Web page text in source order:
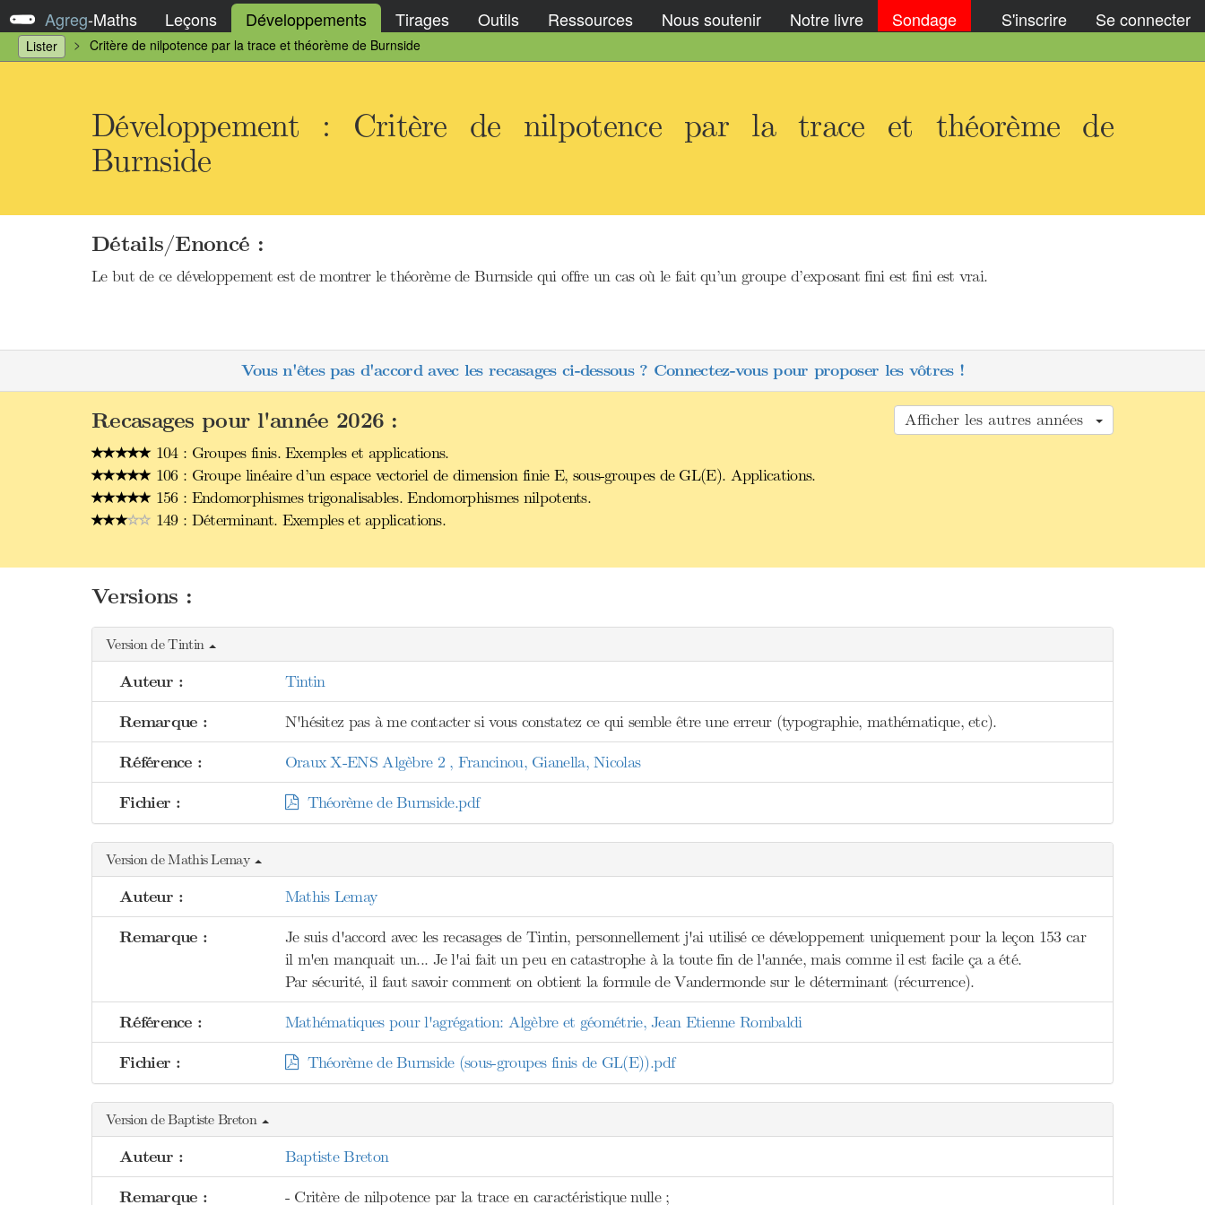
Agreg-Maths Leçons Développements Tirages Outils Ressources Nous soutenir Notre livre Sondage S'inscrire Se connecter
Lister Critère de nilpotence par la trace et théorème de Burnside
Développement : Critère de nilpotence par la trace et théorème de
Burnside
Détails/Enoncé :
Le but de ce développement est de montrer le théorème de Burnside qui offre un cas où le fait qu’un groupe d’exposant fini est fini est vrai.
Vous n'êtes pas d'accord avec les recasages ci-dessous ? Connectez-vous pour proposer les vôtres !
Afficher les autres années
Recasages pour l'année 2026 :
104 : Groupes finis. Exemples et applications.
106 : Groupe linéaire d’un espace vectoriel de dimension finie E, sous-groupes de GL(E). Applications.
156 : Endomorphismes trigonalisables. Endomorphismes nilpotents.
149 : Déterminant. Exemples et applications.
Versions :
Version de Tintin
Auteur : Tintin
Remarque : N'hésitez pas à me contacter si vous constatez ce qui semble être une erreur (typographie, mathématique, etc).
Référence : Oraux X-ENS Algèbre 2 , Francinou, Gianella, Nicolas
Fichier : Théorème de Burnside.pdf
Version de Mathis Lemay
Auteur : Mathis Lemay
Remarque :
Je suis d'accord avec les recasages de Tintin, personnellement j'ai utilisé ce développement uniquement pour la leçon 153 car
il m'en manquait un... Je l'ai fait un peu en catastrophe à la toute fin de l'année, mais comme il est facile ça a été.
Par sécurité, il faut savoir comment on obtient la formule de Vandermonde sur le déterminant (récurrence).
Référence : Mathématiques pour l'agrégation: Algèbre et géométrie, Jean Etienne Rombaldi
Fichier : Théorème de Burnside (sous-groupes finis de GL(E)).pdf
Version de Baptiste Breton
Auteur : Baptiste Breton
Remarque : - Critère de nilpotence par la trace en caractéristique nulle ;